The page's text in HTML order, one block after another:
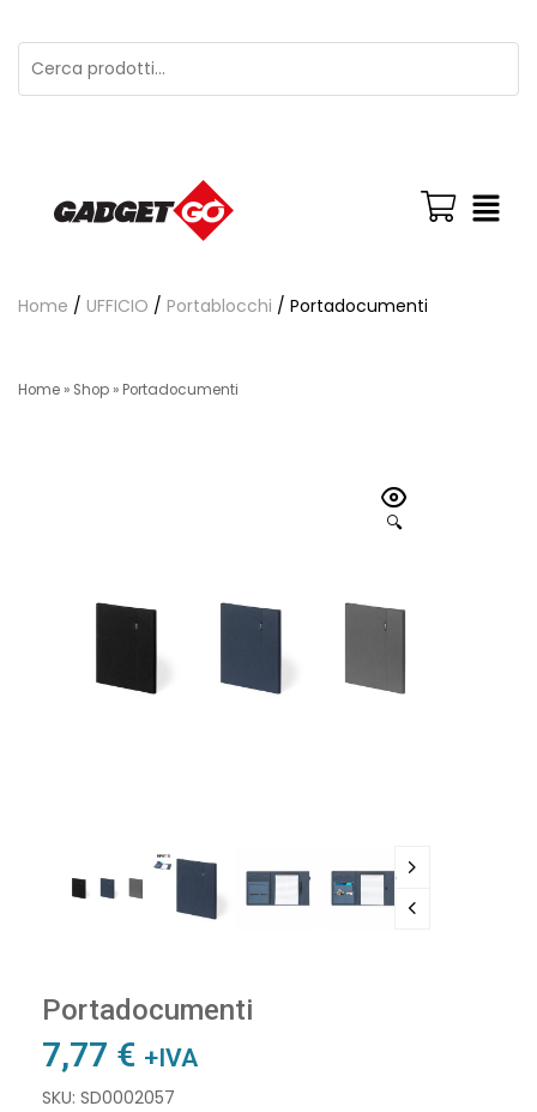
Home / UFFICIO / Portablocchi / Portadocumenti
Home » Shop » Portadocumenti
🔍
Portadocumenti
7,77 € +IVA
SKU: SD0002057